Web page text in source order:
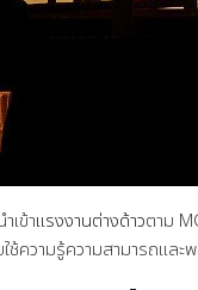
เข้าแรงงานต่างด้าวตาม
ช้ความรู้ความสามารถแล